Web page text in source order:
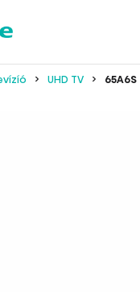
UHD TV 65A6S